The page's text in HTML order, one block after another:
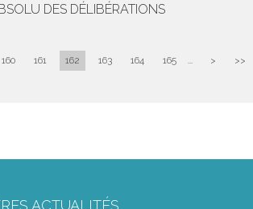
DES DÉLIBÉRATIONS
160 161 162 163 164 165 ... > >>
ACTUALITÉS